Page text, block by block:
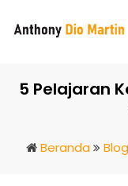
5 Pelajaran
Beranda Blog